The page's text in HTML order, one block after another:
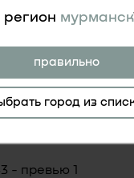
мурманск
правильно
город из
карниз 1.50.133